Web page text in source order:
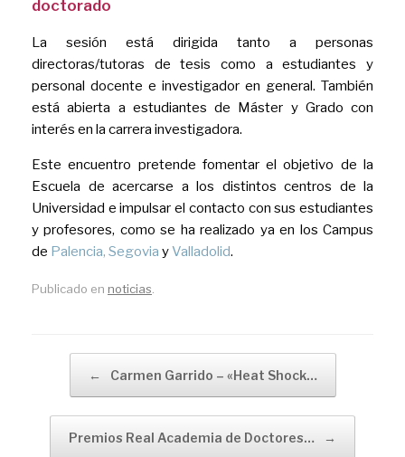
doctorado
La sesión está dirigida tanto a personas
directoras/tutoras de tesis como a estudiantes y
personal docente e investigador en general. También
está abierta a estudiantes de Máster y Grado con
interés en la carrera investigadora.
Este encuentro pretende fomentar el objetivo de la
Escuela de acercarse a los distintos centros de la
Universidad e impulsar el contacto con sus estudiantes
y profesores, como se ha realizado ya en los Campus
de Palencia, Segovia yValladolid.
Publicado en noticias
← Carmen Garrido – «Heat Shock…
Premios Real Academia de Doctores… →